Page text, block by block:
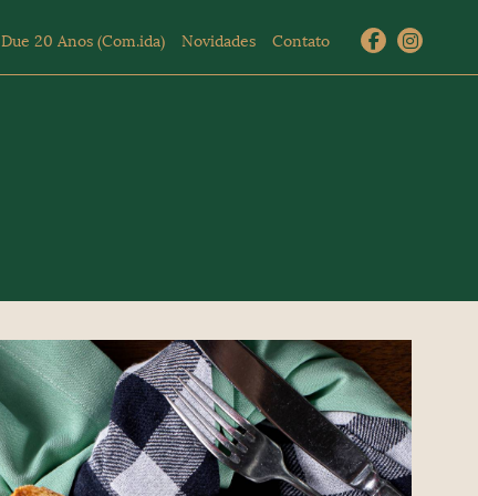
Due 20 Anos (Com.ida) Novidades Contato